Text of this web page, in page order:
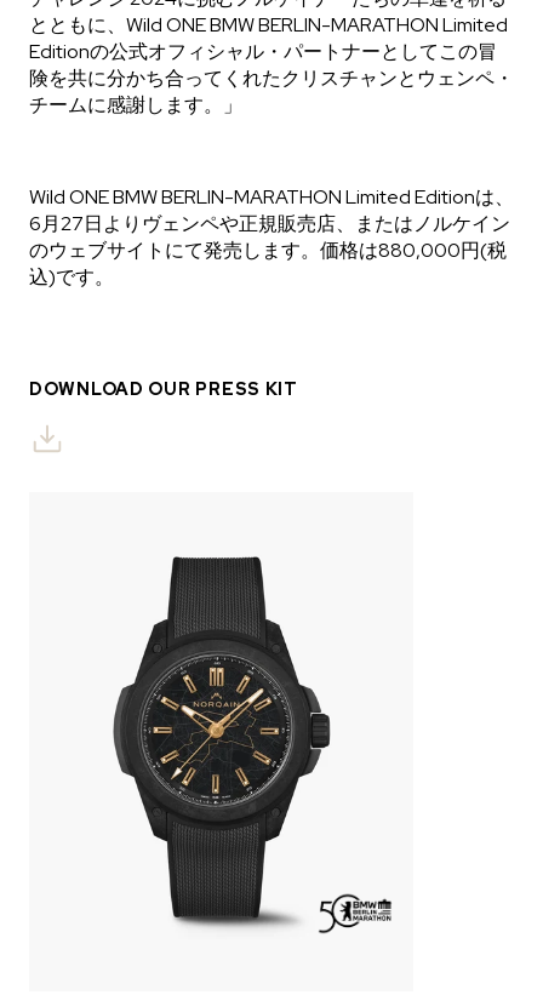
とともに、Wild ONE BMW BERLIN-MARATHON Limited
Editionの公式オフィシャル・パートナーとしてこの冒
険を共に分かち合ってくれたクリスチャンとウェンペ・
チームに感謝します。」
Wild ONE BMW BERLIN-MARATHON Limited Editionは、
6月27日よりヴェンペや正規販売店、またはノルケイン
のウェブサイトにて発売します。価格は880,000円(税
込)です。
DOWNLOAD OUR PRESS KIT